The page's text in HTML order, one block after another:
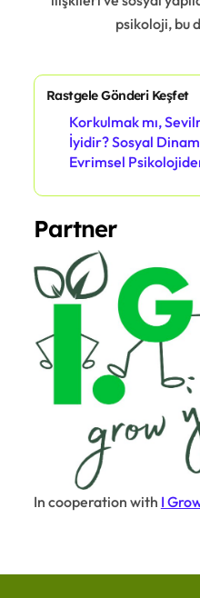
psikoloji, bu
Rastgele Gönderi Keşfet
Korkulmak mı,
İyidir? Sosyal
Evrimsel
Partner
In cooperation with I